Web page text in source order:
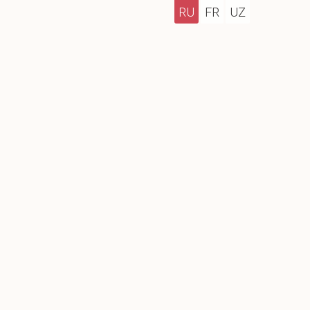
RU FR UZ